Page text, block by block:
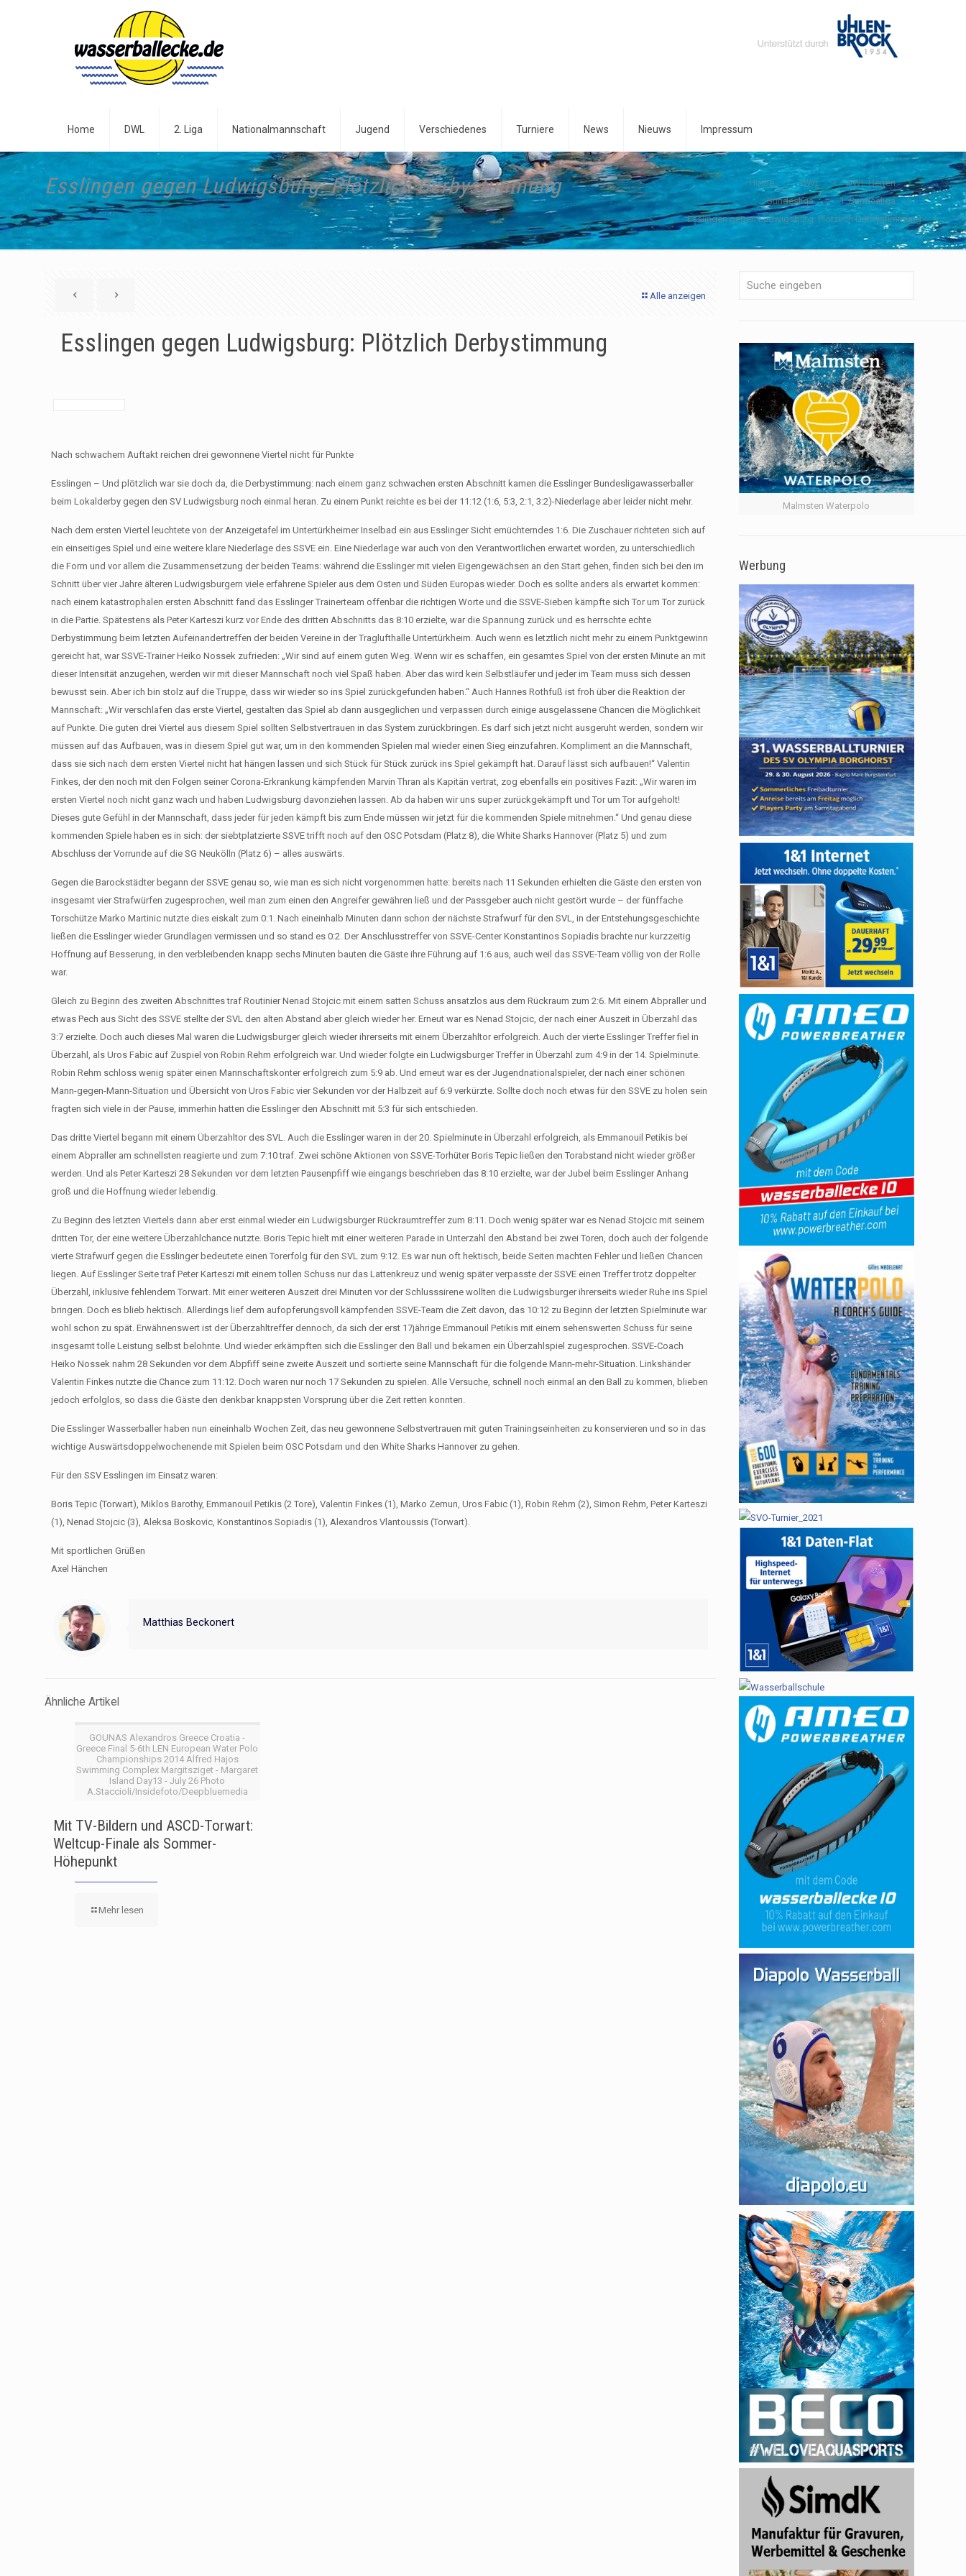
Home DWL 2. Liga Nationalmannschaft Jugend Verschiedenes Turniere News Nieuws Impressum
Esslingen gegen Ludwigsburg: Plötzlich Derbystimmung Home DWL
DWL Herren
Bundesliga
1. Bundesliga
Esslingen gegen Ludwigsburg: Plötzlich Derbystimmung
Alle anzeigen
Esslingen gegen Ludwigsburg: Plötzlich Derbystimmung
Nach schwachem Auftakt reichen drei gewonnene Viertel nicht für Punkte
Esslingen – Und plötzlich war sie doch da, die Derbystimmung: nach einem ganz schwachen ersten Abschnitt kamen die Esslinger Bundesligawasserballer
beim Lokalderby gegen den SV Ludwigsburg noch einmal heran. Zu einem Punkt reichte es bei der 11:12 (1:6, 5:3, 2:1, 3:2)-Niederlage aber leider nicht mehr.
Nach dem ersten Viertel leuchtete von der Anzeigetafel im Untertürkheimer Inselbad ein aus Esslinger Sicht ernüchterndes 1:6. Die Zuschauer richteten sich auf
ein einseitiges Spiel und eine weitere klare Niederlage des SSVE ein. Eine Niederlage war auch von den Verantwortlichen erwartet worden, zu unterschiedlich
die Form und vor allem die Zusammensetzung der beiden Teams: während die Esslinger mit vielen Eigengewächsen an den Start gehen, finden sich bei den im
Schnitt über vier Jahre älteren Ludwigsburgern viele erfahrene Spieler aus dem Osten und Süden Europas wieder. Doch es sollte anders als erwartet kommen:
nach einem katastrophalen ersten Abschnitt fand das Esslinger Trainerteam offenbar die richtigen Worte und die SSVE-Sieben kämpfte sich Tor um Tor zurück
in die Partie. Spätestens als Peter Karteszi kurz vor Ende des dritten Abschnitts das 8:10 erzielte, war die Spannung zurück und es herrschte echte
Derbystimmung beim letzten Aufeinandertreffen der beiden Vereine in der Traglufthalle Untertürkheim. Auch wenn es letztlich nicht mehr zu einem Punktgewinn
gereicht hat, war SSVE-Trainer Heiko Nossek zufrieden: „Wir sind auf einem guten Weg. Wenn wir es schaffen, ein gesamtes Spiel von der ersten Minute an mit
dieser Intensität anzugehen, werden wir mit dieser Mannschaft noch viel Spaß haben. Aber das wird kein Selbstläufer und jeder im Team muss sich dessen
bewusst sein. Aber ich bin stolz auf die Truppe, dass wir wieder so ins Spiel zurückgefunden haben.“ Auch Hannes Rothfuß ist froh über die Reaktion der
Mannschaft: „Wir verschlafen das erste Viertel, gestalten das Spiel ab dann ausgeglichen und verpassen durch einige ausgelassene Chancen die Möglichkeit
auf Punkte. Die guten drei Viertel aus diesem Spiel sollten Selbstvertrauen in das System zurückbringen. Es darf sich jetzt nicht ausgeruht werden, sondern wir
müssen auf das Aufbauen, was in diesem Spiel gut war, um in den kommenden Spielen mal wieder einen Sieg einzufahren. Kompliment an die Mannschaft,
dass sie sich nach dem ersten Viertel nicht hat hängen lassen und sich Stück für Stück zurück ins Spiel gekämpft hat. Darauf lässt sich aufbauen!“ Valentin
Finkes, der den noch mit den Folgen seiner Corona-Erkrankung kämpfenden Marvin Thran als Kapitän vertrat, zog ebenfalls ein positives Fazit: „Wir waren im
ersten Viertel noch nicht ganz wach und haben Ludwigsburg davonziehen lassen. Ab da haben wir uns super zurückgekämpft und Tor um Tor aufgeholt!
Dieses gute Gefühl in der Mannschaft, dass jeder für jeden kämpft bis zum Ende müssen wir jetzt für die kommenden Spiele mitnehmen.“ Und genau diese
kommenden Spiele haben es in sich: der siebtplatzierte SSVE trifft noch auf den OSC Potsdam (Platz 8), die White Sharks Hannover (Platz 5) und zum
Abschluss der Vorrunde auf die SG Neukölln (Platz 6) – alles auswärts.
Gegen die Barockstädter begann der SSVE genau so, wie man es sich nicht vorgenommen hatte: bereits nach 11 Sekunden erhielten die Gäste den ersten von
insgesamt vier Strafwürfen zugesprochen, weil man zum einen den Angreifer gewähren ließ und der Passgeber auch nicht gestört wurde – der fünffache
Torschütze Marko Martinic nutzte dies eiskalt zum 0:1. Nach eineinhalb Minuten dann schon der nächste Strafwurf für den SVL, in der Entstehungsgeschichte
ließen die Esslinger wieder Grundlagen vermissen und so stand es 0:2. Der Anschlusstreffer von SSVE-Center Konstantinos Sopiadis brachte nur kurzzeitig
Hoffnung auf Besserung, in den verbleibenden knapp sechs Minuten bauten die Gäste ihre Führung auf 1:6 aus, auch weil das SSVE-Team völlig von der Rolle
war.
Gleich zu Beginn des zweiten Abschnittes traf Routinier Nenad Stojcic mit einem satten Schuss ansatzlos aus dem Rückraum zum 2:6. Mit einem Abpraller und
etwas Pech aus Sicht des SSVE stellte der SVL den alten Abstand aber gleich wieder her. Erneut war es Nenad Stojcic, der nach einer Auszeit in Überzahl das
3:7 erzielte. Doch auch dieses Mal waren die Ludwigsburger gleich wieder ihrerseits mit einem Überzahltor erfolgreich. Auch der vierte Esslinger Treffer fiel in
Überzahl, als Uros Fabic auf Zuspiel von Robin Rehm erfolgreich war. Und wieder folgte ein Ludwigsburger Treffer in Überzahl zum 4:9 in der 14. Spielminute.
Robin Rehm schloss wenig später einen Mannschaftskonter erfolgreich zum 5:9 ab. Und erneut war es der Jugendnationalspieler, der nach einer schönen
Mann-gegen-Mann-Situation und Übersicht von Uros Fabic vier Sekunden vor der Halbzeit auf 6:9 verkürzte. Sollte doch noch etwas für den SSVE zu holen sein
fragten sich viele in der Pause, immerhin hatten die Esslinger den Abschnitt mit 5:3 für sich entschieden.
Das dritte Viertel begann mit einem Überzahltor des SVL. Auch die Esslinger waren in der 20. Spielminute in Überzahl erfolgreich, als Emmanouil Petikis bei
einem Abpraller am schnellsten reagierte und zum 7:10 traf. Zwei schöne Aktionen von SSVE-Torhüter Boris Tepic ließen den Torabstand nicht wieder größer
werden. Und als Peter Karteszi 28 Sekunden vor dem letzten Pausenpfiff wie eingangs beschrieben das 8:10 erzielte, war der Jubel beim Esslinger Anhang
groß und die Hoffnung wieder lebendig.
Zu Beginn des letzten Viertels dann aber erst einmal wieder ein Ludwigsburger Rückraumtreffer zum 8:11. Doch wenig später war es Nenad Stojcic mit seinem
dritten Tor, der eine weitere Überzahlchance nutzte. Boris Tepic hielt mit einer weiteren Parade in Unterzahl den Abstand bei zwei Toren, doch auch der folgende
vierte Strafwurf gegen die Esslinger bedeutete einen Torerfolg für den SVL zum 9:12. Es war nun oft hektisch, beide Seiten machten Fehler und ließen Chancen
liegen. Auf Esslinger Seite traf Peter Karteszi mit einem tollen Schuss nur das Lattenkreuz und wenig später verpasste der SSVE einen Treffer trotz doppelter
Überzahl, inklusive fehlendem Torwart. Mit einer weiteren Auszeit drei Minuten vor der Schlusssirene wollten die Ludwigsburger ihrerseits wieder Ruhe ins Spiel
bringen. Doch es blieb hektisch. Allerdings lief dem aufopferungsvoll kämpfenden SSVE-Team die Zeit davon, das 10:12 zu Beginn der letzten Spielminute war
wohl schon zu spät. Erwähnenswert ist der Überzahltreffer dennoch, da sich der erst 17jährige Emmanouil Petikis mit einem sehenswerten Schuss für seine
insgesamt tolle Leistung selbst belohnte. Und wieder erkämpften sich die Esslinger den Ball und bekamen ein Überzahlspiel zugesprochen. SSVE-Coach
Heiko Nossek nahm 28 Sekunden vor dem Abpfiff seine zweite Auszeit und sortierte seine Mannschaft für die folgende Mann-mehr-Situation. Linkshänder
Valentin Finkes nutzte die Chance zum 11:12. Doch waren nur noch 17 Sekunden zu spielen. Alle Versuche, schnell noch einmal an den Ball zu kommen, blieben
jedoch erfolglos, so dass die Gäste den denkbar knappsten Vorsprung über die Zeit retten konnten.
Die Esslinger Wasserballer haben nun eineinhalb Wochen Zeit, das neu gewonnene Selbstvertrauen mit guten Trainingseinheiten zu konservieren und so in das
wichtige Auswärtsdoppelwochenende mit Spielen beim OSC Potsdam und den White Sharks Hannover zu gehen.
Für den SSV Esslingen im Einsatz waren:
Boris Tepic (Torwart), Miklos Barothy, Emmanouil Petikis (2 Tore), Valentin Finkes (1), Marko Zemun, Uros Fabic (1), Robin Rehm (2), Simon Rehm, Peter Karteszi
(1), Nenad Stojcic (3), Aleksa Boskovic, Konstantinos Sopiadis (1), Alexandros Vlantoussis (Torwart).
Mit sportlichen Grüßen
Axel Hänchen
Matthias Beckonert
Ähnliche Artikel
GOUNAS Alexandros Greece Croatia -
Greece Final 5-6th LEN European Water Polo
Championships 2014 Alfred Hajos
Swimming Complex Margitsziget - Margaret
Island Day13 - July 26 Photo
A.Staccioli/Insidefoto/Deepbluemedia
Mit TV-Bildern und ASCD-Torwart:
Weltcup-Finale als Sommer-
Höhepunkt
Mehr lesen
Malmsten Waterpolo
Werbung